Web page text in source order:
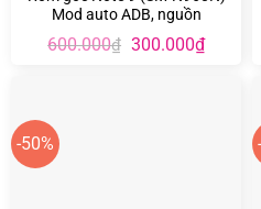
Mod auto ADB, nguồn
600.000₫ Giá
300.000₫Giá
hiện
-50%